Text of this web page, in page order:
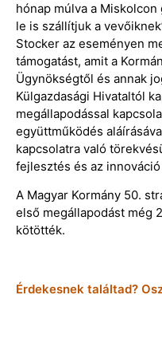
hónap múlva a
le is szállítjuk a
Stocker az eseményen
támogatást, amit a
Ügynökségtől és annak
Külgazdasági Hivataltól
megállapodással
együttműködés
kapcsolatra való
fejlesztés és az
A Magyar Kormány 50.
első megállapodást még
kötötték.
Érdekesnek találtad?